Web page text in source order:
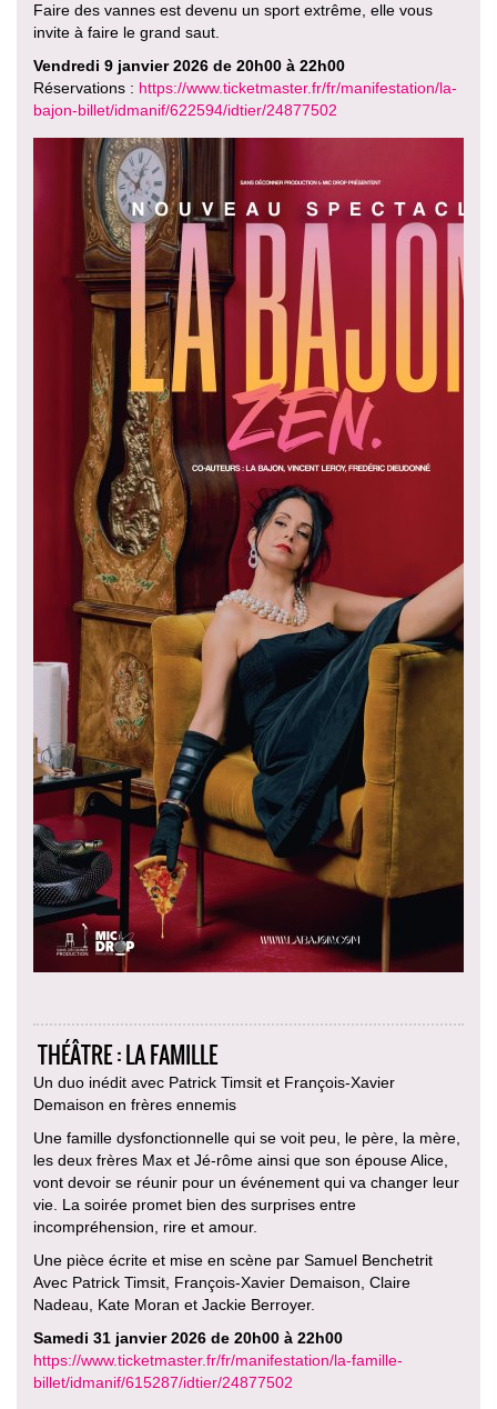
Faire des vannes est devenu un sport extrême, elle vous
invite à faire le grand saut.
Vendredi 9 janvier 2026 de 20h00 à 22h00
Réservations : https://www.ticketmaster.fr/fr/manifestation/la-
bajon-billet/idmanif/622594/idtier/24877502
THÉÂTRE : LA FAMILLE
Un duo inédit avec Patrick Timsit et François-Xavier
Demaison en frères ennemis
Une famille dysfonctionnelle qui se voit peu, le père, la mère,
les deux frères Max et Jé-rôme ainsi que son épouse Alice,
vont devoir se réunir pour un événement qui va changer leur
vie. La soirée promet bien des surprises entre
incompréhension, rire et amour.
Une pièce écrite et mise en scène par Samuel Benchetrit
Avec Patrick Timsit, François-Xavier Demaison, Claire
Nadeau, Kate Moran et Jackie Berroyer.
Samedi 31 janvier 2026 de 20h00 à 22h00
https://www.ticketmaster.fr/fr/manifestation/la-famille-
billet/idmanif/615287/idtier/24877502